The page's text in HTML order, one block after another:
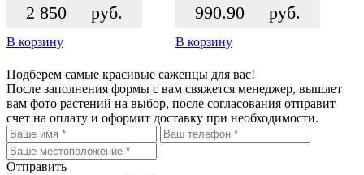
2 850 руб.
В корзину
990.90 руб.
В корзину
Подберем самые красивые саженцы для вас!
После заполнения формы с вам свяжется менеджер, вышлет
вам фото растений на выбор, после согласования отправит
счет на оплату и оформит доставку при необходимости.
Отправить